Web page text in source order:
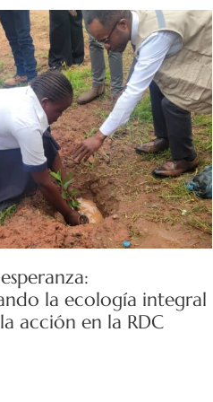
la ecología integral
acción en la RDC